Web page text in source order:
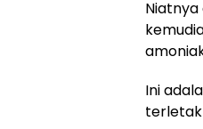
Ini
terletak